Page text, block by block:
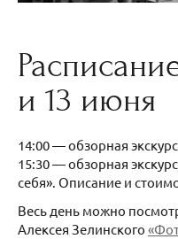
и 13 июня
14:00 — обзорная
15:30 — обзорная
себя». Описание и
Весь день можно
Алексея Зелинского